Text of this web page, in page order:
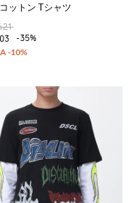
ットン Tシャツ
-35%